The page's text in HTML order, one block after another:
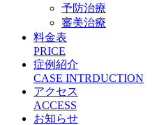
予防治療
審美治療
料金表
PRICE
症例紹介
CASE INTRDUCTION
アクセス
ACCESS
お知らせ